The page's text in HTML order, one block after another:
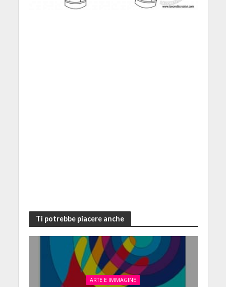
Ti potrebbe piacere anche
ARTE E IMMAGINE